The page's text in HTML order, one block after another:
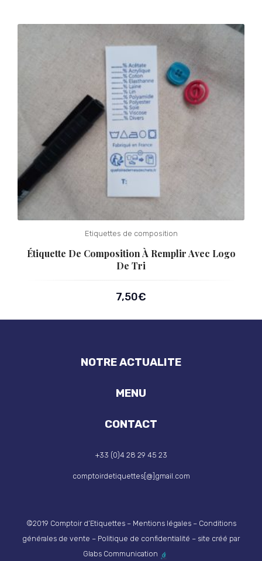
Etiquettes de composition
Étiquette De Composition À Remplir Avec Logo
De Tri
7,50€
NOTRE ACTUALITE
MENU
CONTACT
+33 (0)4 28 29 45 23
comptoirdetiquettes[@]gmail.com
©2019 Comptoir d’Etiquettes – Mentions légales– Conditions
générales de vente – Politique de confidentialité – site créé par
Glabs Communication